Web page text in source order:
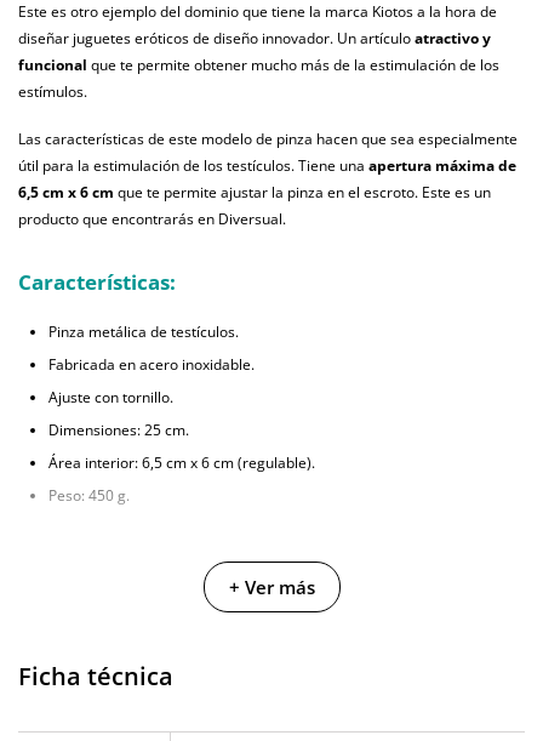
Este es otro ejemplo del dominio que tiene la marca Kiotos a la hora de
diseñar juguetes eróticos de diseño innovador. Un artículoatractivo y
funcional que te permite obtener mucho más de la estimulación de los
estímulos.
Las características de este modelo de pinza hacen que sea especialmente
útil para la estimulación de los testículos. Tiene una apertura máxima de
6,5 cm x 6 cm que te permite ajustar la pinza en el escroto. Este es un
producto que encontrarás en Diversual.
Características:
Pinza metálica de testículos.
Fabricada en acero inoxidable.
Ajuste con tornillo.
Dimensiones: 25 cm.
Área interior: 6,5 cm x 6 cm (regulable).
Peso: 450 g.
+ Ver más
Ficha técnica